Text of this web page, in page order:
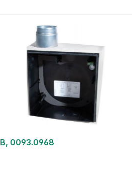
0093.0968